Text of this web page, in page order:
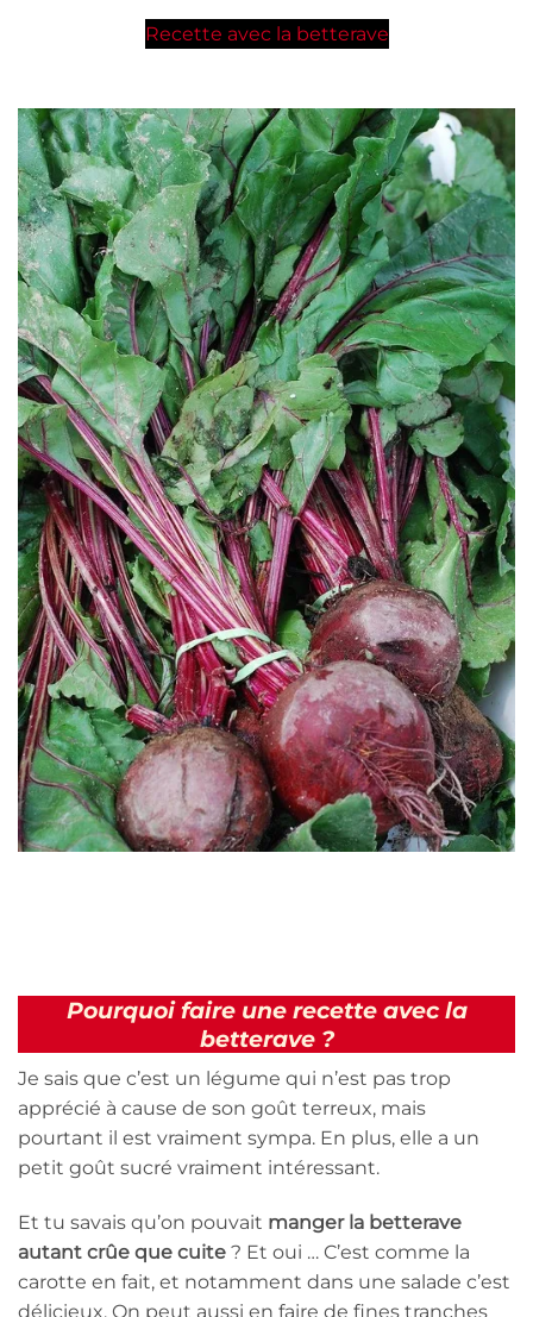
Recette avec la betterave
Pourquoi faire une recette avec la
betterave ?
Je sais que c’est un légume qui n’est pas trop
apprécié à cause de son goût terreux, mais
pourtant il est vraiment sympa. En plus, elle a un
petit goût sucré vraiment intéressant.
Et tu savais qu’on pouvait manger la betterave
autant crûe que cuite ? Et oui … C’est comme la
carotte en fait, et notamment dans une salade c’est
délicieux. On peut aussi en faire de fines tranches